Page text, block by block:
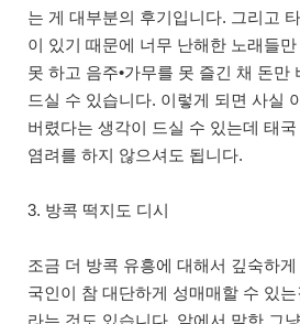
는 게 대부분의 후기입니다. 그리고
이 있기 때문에 너무 난해한 노래들
못 하고 음주•가무를 못 즐긴 채 돈만
드실 수 있습니다. 이렇게 되면 사실
버렸다는 생각이 드실 수 있는데 태
염려를 하지 않으셔도 됩니다.
3. 방콕 떡지도 디시
조금 더 방콕 유흥에 대해서 깊숙하
국인이 참 대단하게 성매매할 수 있
라는 것도 있습니다. 앞에서 말한 그